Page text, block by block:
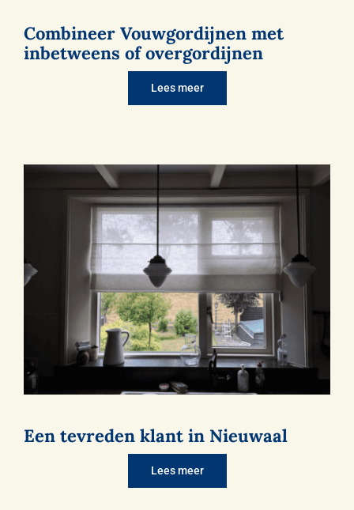
Combineer Vouwgordijnen met
inbetweens of overgordijnen
Lees meer
Een tevreden klant in Nieuwaal
Lees meer